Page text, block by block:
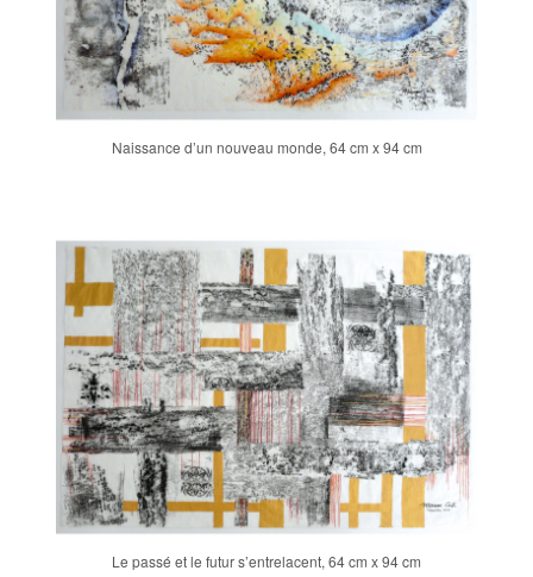
Naissance d’un nouveau monde, 64 cm x 94 cm
Le passé et le futur s’entrelacent, 64 cm x 94 cm